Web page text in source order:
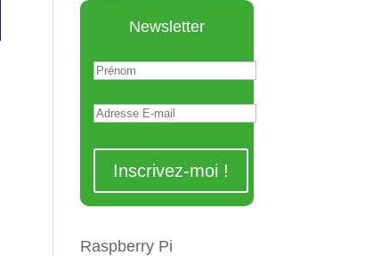
Newsletter
Raspberry Pi